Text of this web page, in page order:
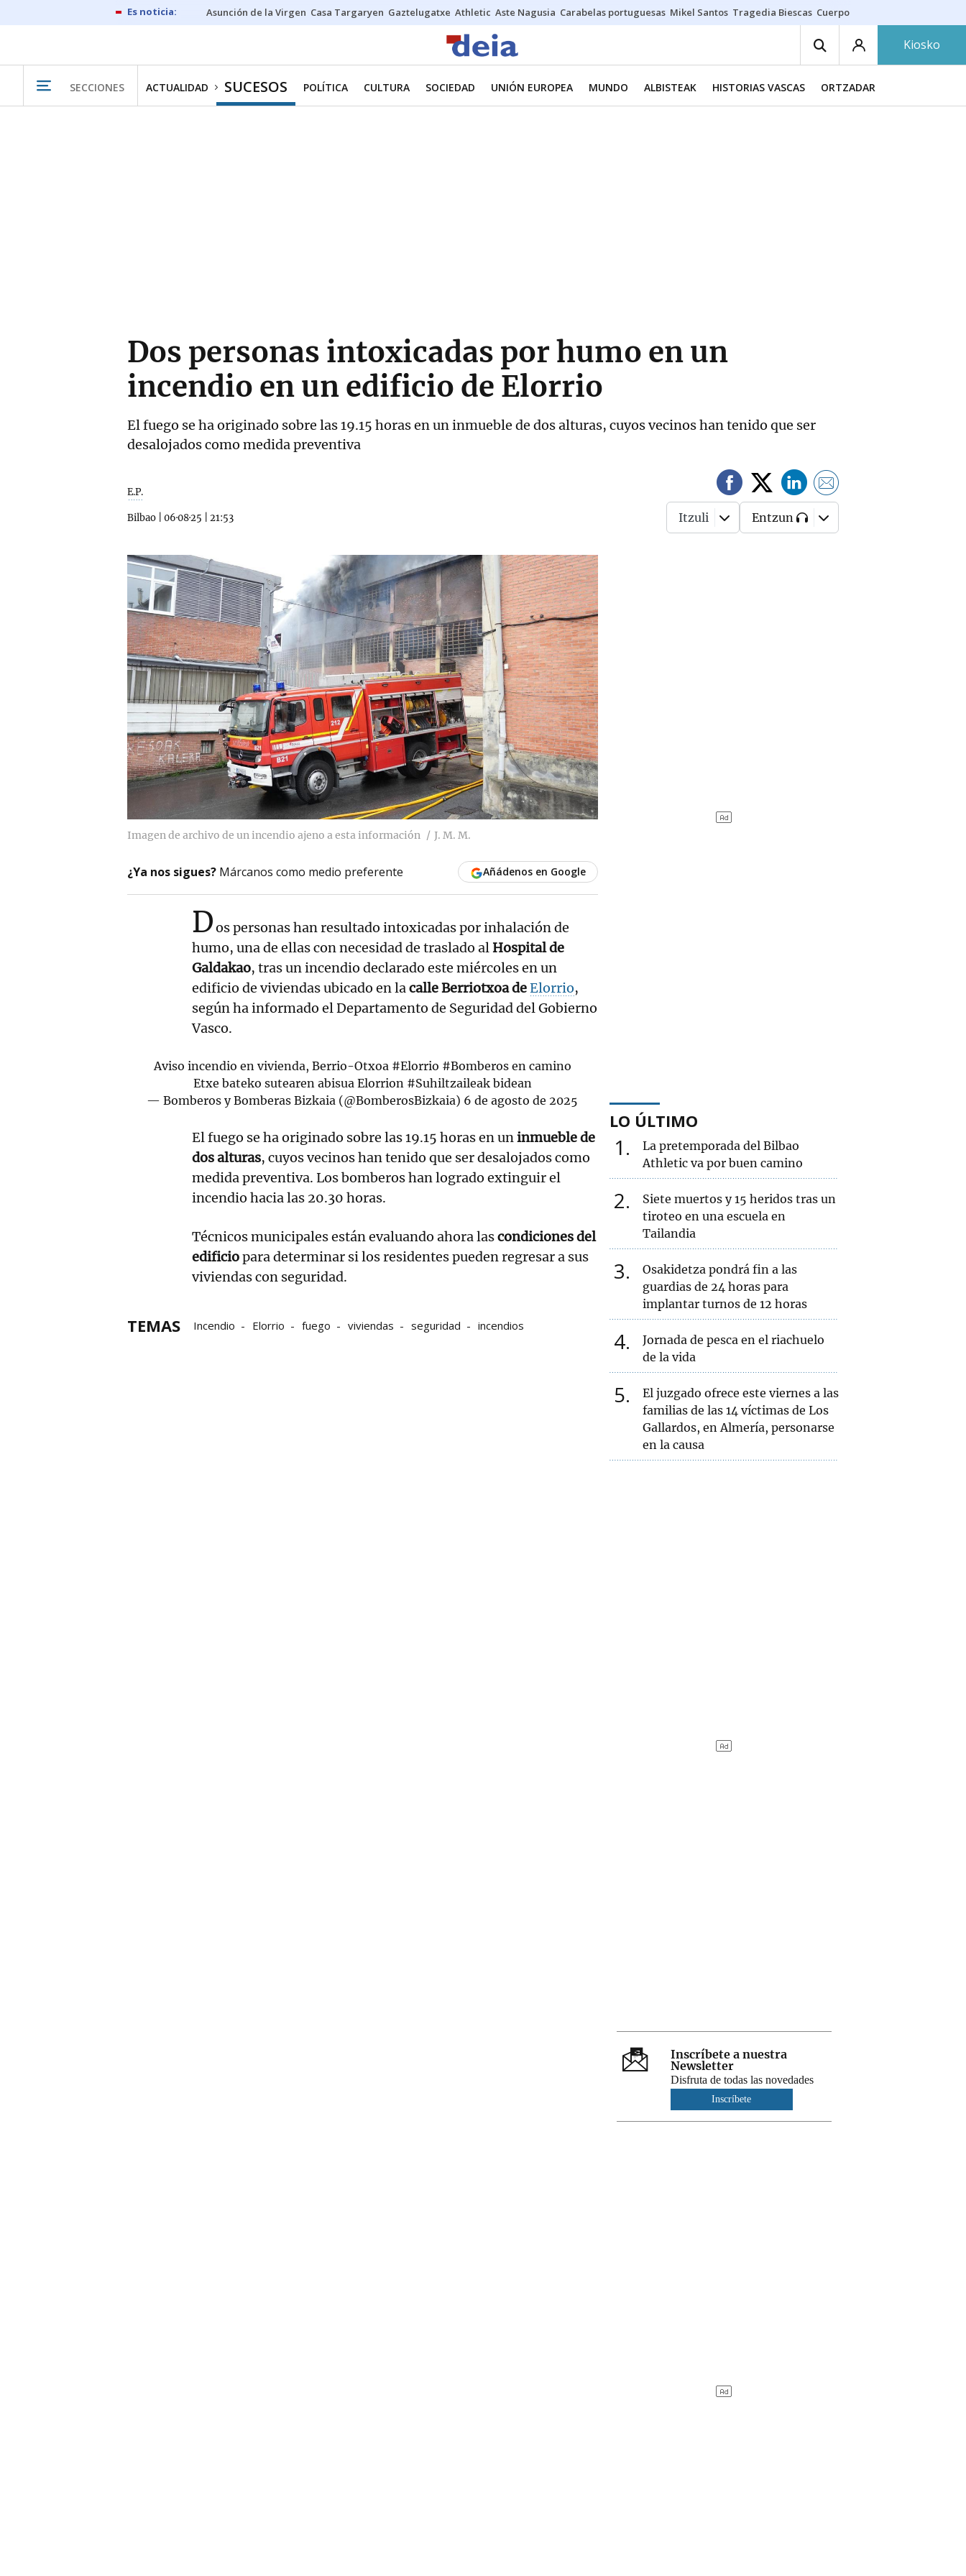
Asunción de la Virgen Casa Targaryen Gaztelugatxe Athletic Aste Nagusia Carabelas portuguesas Mikel Santos Tragedia Biescas Cuerpo ría
Kiosko
SECCIONES ACTUALIDAD SUCESOS POLÍTICA CULTURA SOCIEDAD UNIÓN EUROPEA MUNDO ALBISTEAK HISTORIAS VASCAS ORTZADAR
Dos personas intoxicadas por humo en un
incendio en un edificio de Elorrio
El fuego se ha originado sobre las 19.15 horas en un inmueble de dos alturas, cuyos vecinos han tenido que ser
desalojados como medida preventiva
E.P.
Bilbao 06·08·25 21:53 Itzuli Entzun
Imagen de archivo de un incendio ajeno a esta información J. M. M.
¿Ya nos sigues? Márcanos como medio preferente Añádenos en Google
Dos personas han resultado intoxicadas por inhalación de
humo, una de ellas con necesidad de traslado al Hospital de
Galdakao, tras un incendio declarado este miércoles en un
edificio de viviendas ubicado en lacalle Berriotxoa deElorrio,
según ha informado el Departamento de Seguridad del Gobierno
Vasco.
Aviso incendio en vivienda, Berrio-Otxoa #Elorrio #Bomberosen camino
Etxe bateko sutearen abisua Elorrion #Suhiltzaileakbidean
— Bomberos y Bomberas Bizkaia (@BomberosBizkaia) 6 de agosto de 2025
El fuego se ha originado sobre las 19.15 horas en uninmueble de
dos alturas, cuyos vecinos han tenido que ser desalojados como
medida preventiva. Los bomberos han logrado extinguir el
incendio hacia las 20.30 horas.
Técnicos municipales están evaluando ahora lascondiciones del
edificiopara determinar si los residentes pueden regresar a sus
viviendas con seguridad.
TEMAS Incendio Elorrio fuego viviendas seguridad incendios
LO ÚLTIMO
1
La pretemporada del Bilbao
Athletic va por buen camino
2
Siete muertos y 15 heridos tras un
tiroteo en una escuela en
Tailandia
3
Osakidetza pondrá fin a las
guardias de 24 horas para
implantar turnos de 12 horas
4
Jornada de pesca en el riachuelo
de la vida
5
El juzgado ofrece este viernes a las
familias de las 14 víctimas de Los
Gallardos, en Almería, personarse
en la causa
Inscríbete a nuestra
Newsletter
Disfruta de todas las novedades
Inscríbete